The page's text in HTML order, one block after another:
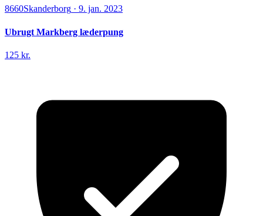
8660Skanderborg · 9. jan. 2023
Ubrugt Markberg læderpung
125 kr.